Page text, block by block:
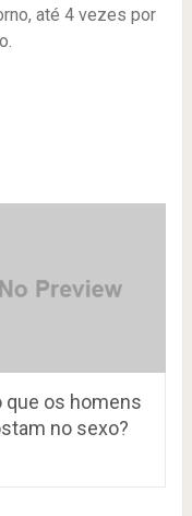
até 4 vezes por
que os homens
no sexo?